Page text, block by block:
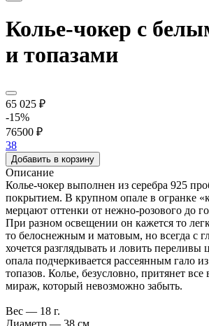
Колье-чокер с
и топазами
65 025 ₽
-15%
76500 ₽
38
Добавить в корзину
Описание
Колье-чокер выполнен из серебра 925
покрытием. В крупном опале в огранке
мерцают оттенки от нежно-розового до
При разном освещении он кажется то
то белоснежным и матовым, но всегда с
хочется разглядывать и ловить переливы
опала подчеркивается рассеянным гало
топазов. Колье, безусловно, притянет все
мираж, который невозможно забыть.
Вес — 18 г.
Диаметр — 38 см.